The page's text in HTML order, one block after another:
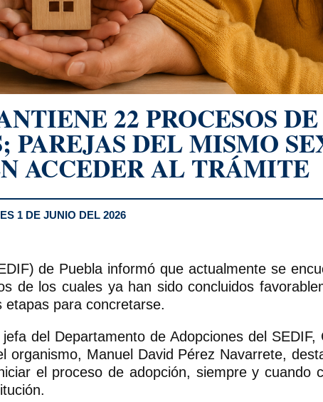
22 PROCESOS DE
PAREJAS DEL MISMO
ACCEDER AL TRÁMITE
1 DE JUNIO DEL 2026
de Puebla informó que actualmente se
de los cuales ya han sido concluidos
para concretarse.
del Departamento de Adopciones del SEDIF,
Manuel David Pérez Navarrete,
el proceso de adopción, siempre y cuando